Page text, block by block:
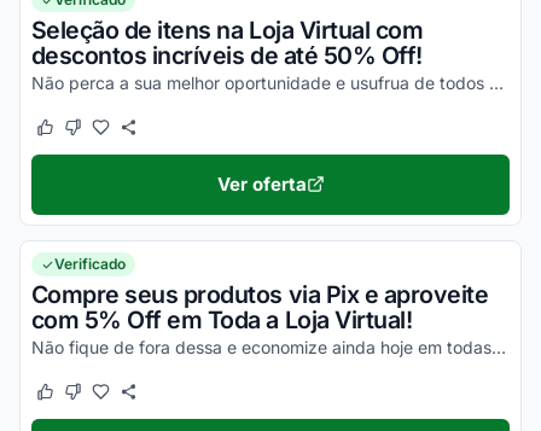
Seleção de itens na Loja Virtual com
descontos incríveis de até 50% Off!
Não perca a sua melhor oportunidade e usufrua de todos os seus descontos!
Este cupom funcionou
Este cupom não funcionou
Ver oferta
Verificado
Compre seus produtos via Pix e aproveite
com 5% Off em Toda a Loja Virtual!
Não fique de fora dessa e economize ainda hoje em todas as suas compras online!
Este cupom funcionou
Este cupom não funcionou